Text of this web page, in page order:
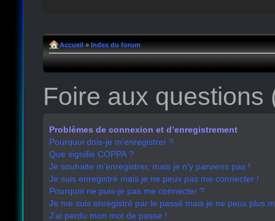
Accueil » Index du forum
Foire aux
Problèmes de connexion et d’enregistrement
Pourquoi dois-je m’enregistrer ?
Que signifie COPPA ?
Je souhaite m’enregistrer, mais je n’y parviens pas !
Je suis enregistré mais je ne peux pas me connecter !
Pourquoi ne puis-je pas me connecter ?
Je me suis enregistré par le passé mais je ne peux plus
J’ai perdu mon mot de passe !